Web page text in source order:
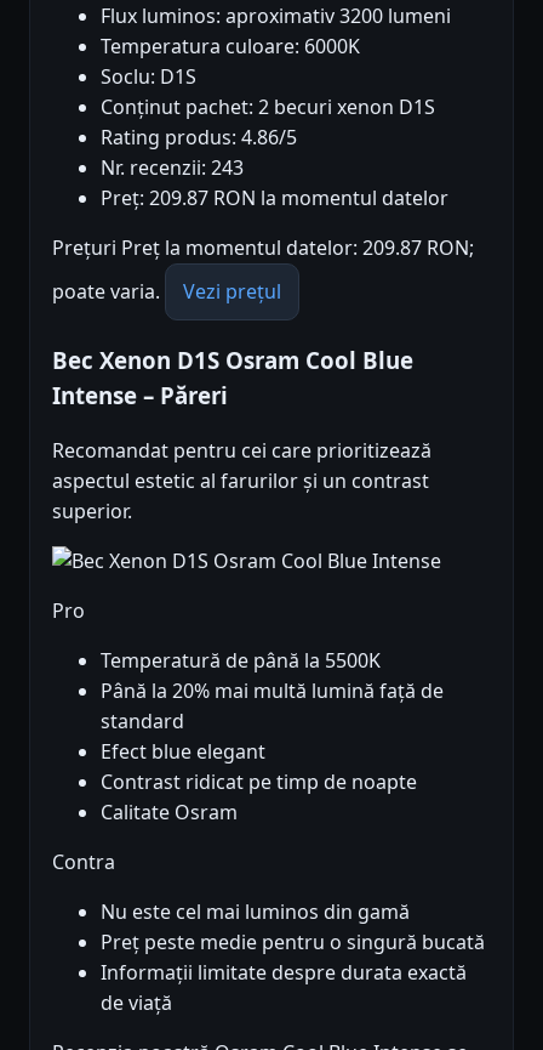
Flux luminos: aproximativ 3200 lumeni
Temperatura culoare: 6000K
Soclu: D1S
Conținut pachet: 2 becuri xenon D1S
Rating produs: 4.86/5
Nr. recenzii: 243
Preț: 209.87 RON la momentul datelor
Prețuri Preț la momentul datelor: 209.87 RON;
poate varia.
Vezi prețul
Bec Xenon D1S Osram Cool Blue
Intense – Păreri
Recomandat pentru cei care prioritizează
aspectul estetic al farurilor și un contrast
superior.
Pro
Temperatură de până la 5500K
Până la 20% mai multă lumină față de
standard
Efect blue elegant
Contrast ridicat pe timp de noapte
Calitate Osram
Contra
Nu este cel mai luminos din gamă
Preț peste medie pentru o singură bucată
Informații limitate despre durata exactă
de viață